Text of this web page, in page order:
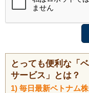
とっても便利な「
サービス」とは？
1) 毎日最新ベトナム